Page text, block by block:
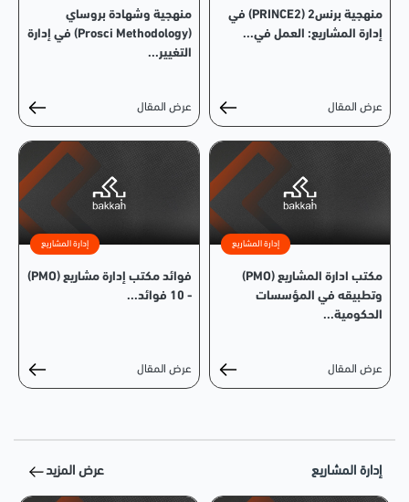
منهجية برنس2 (PRINCE2) في
إدارة المشاريع: العمل في...
عرض المقال
منهجية وشهادة بروساي
(Prosci Methodology) في إدارة
التغيير...
عرض المقال
إدارة المشاريع
مكتب ادارة المشاريع (PMO)
وتطبيقه في المؤسسات
الحكومية...
عرض المقال
إدارة المشاريع
فوائد مكتب إدارة مشاريع (PMO)
- 10 فوائد...
عرض المقال
إدارة المشاريع عرض المزيد